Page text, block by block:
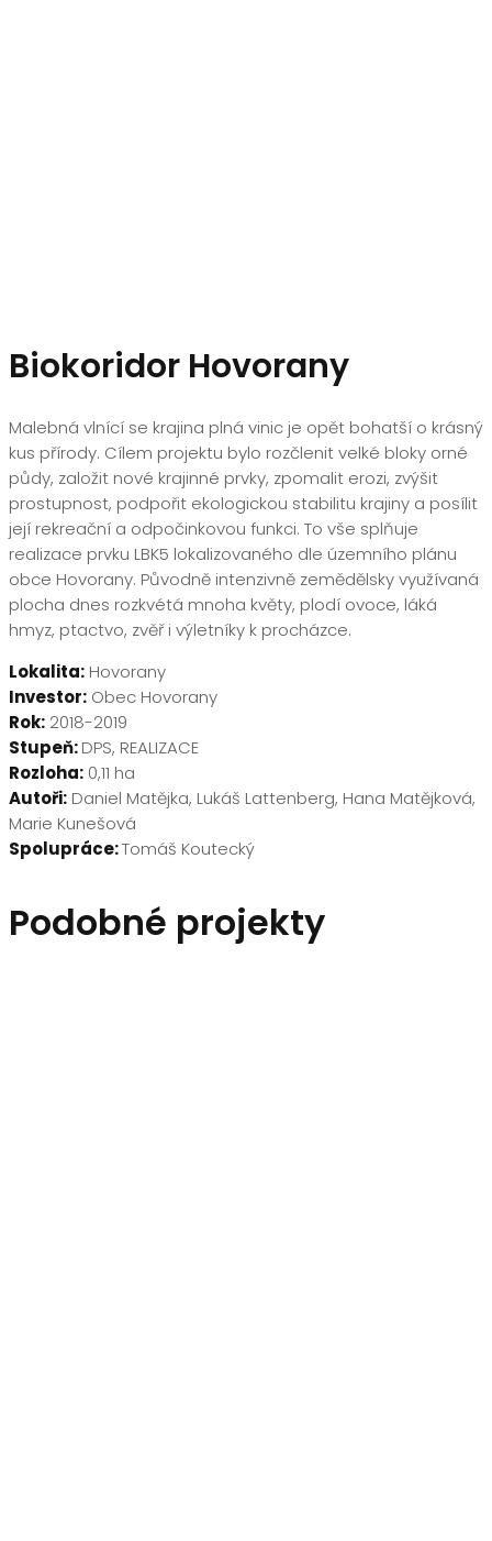
Biokoridor Hovorany
Malebná vlnící se krajina plná vinic je opět bohatší o krásný
kus přírody. Cílem projektu bylo rozčlenit velké bloky orné
půdy, založit nové krajinné prvky, zpomalit erozi, zvýšit
prostupnost, podpořit ekologickou stabilitu krajiny a posílit
její rekreační a odpočinkovou funkci. To vše splňuje
realizace prvku LBK5 lokalizovaného dle územního plánu
obce Hovorany. Původně intenzivně zemědělsky využívaná
plocha dnes rozkvétá mnoha květy, plodí ovoce, láká
hmyz, ptactvo, zvěř i výletníky k procházce.
Lokalita: Hovorany
Investor: Obec Hovorany
Rok: 2018-2019
Stupeň:DPS, REALIZACE
Rozloha: 0,11 ha
Autoři: Daniel Matějka, Lukáš Lattenberg, Hana Matějková,
Marie Kunešová
Spolupráce:Tomáš Koutecký
Podobné projekty